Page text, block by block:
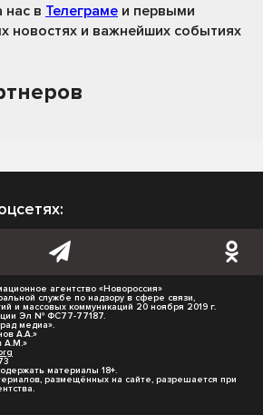
нас в Телеграме и первыми
новостях и важнейших событиях
агентство «Новороссия»
службе по надзору в сфере связи,
и массовых коммуникаций 20 ноября 2019 г.
Эл № ФС77-77187.
медиа».
А.А.»
А.М.»
материалы 18+.
размещённых на сайте, разрешается при